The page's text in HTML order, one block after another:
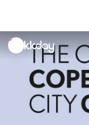
unread
notifications